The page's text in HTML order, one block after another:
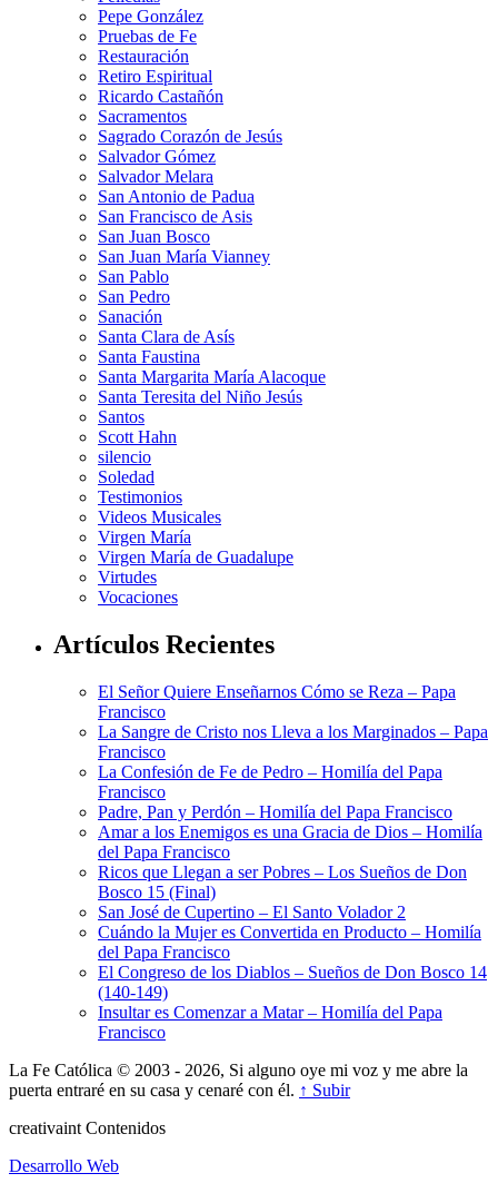
Pepe González
Pruebas de Fe
Restauración
Retiro Espiritual
Ricardo Castañón
Sacramentos
Sagrado Corazón de Jesús
Salvador Gómez
Salvador Melara
San Antonio de Padua
San Francisco de Asis
San Juan Bosco
San Juan María Vianney
San Pablo
San Pedro
Sanación
Santa Clara de Asís
Santa Faustina
Santa Margarita María Alacoque
Santa Teresita del Niño Jesús
Santos
Scott Hahn
silencio
Soledad
Testimonios
Videos Musicales
Virgen María
Virgen María de Guadalupe
Virtudes
Vocaciones
Artículos Recientes
El Señor Quiere Enseñarnos Cómo se Reza – Papa
Francisco
La Sangre de Cristo nos Lleva a los Marginados – Papa
Francisco
La Confesión de Fe de Pedro – Homilía del Papa
Francisco
Padre, Pan y Perdón – Homilía del Papa Francisco
Amar a los Enemigos es una Gracia de Dios – Homilía
del Papa Francisco
Ricos que Llegan a ser Pobres – Los Sueños de Don
Bosco 15 (Final)
San José de Cupertino – El Santo Volador 2
Cuándo la Mujer es Convertida en Producto – Homilía
del Papa Francisco
El Congreso de los Diablos – Sueños de Don Bosco 14
(140-149)
Insultar es Comenzar a Matar – Homilía del Papa
Francisco
La Fe Católica © 2003 - 2026, Si alguno oye mi voz y me abre la
puerta entraré en su casa y cenaré con él. ↑ Subir
creativaint Contenidos
Desarrollo Web